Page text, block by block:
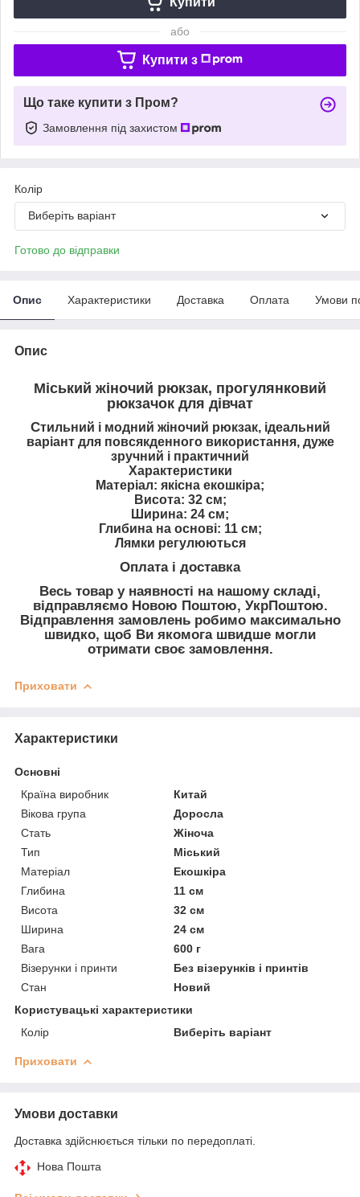
або
Купити з
Що таке купити з Пром?
Замовлення під захистом
Колір
Виберіть варіант
Готово до відправки
Опис Характеристики Доставка Оплата Умови
Опис
Міський жіночий рюкзак, прогулянковий
рюкзачок для дівчат
Стильний і модний жіночий рюкзак, ідеальний
варіант для повсякденного використання, дуже
зручний і практичний
Характеристики
Матеріал: якісна екошкіра;
Висота: 32 см;
Ширина: 24 см;
Глибина на основі: 11 см;
Лямки регулюються
Оплата і доставка
Весь товар у наявності на нашому складі,
відправляємо Новою Поштою, УкрПоштою.
Відправлення замовлень робимо максимально
швидко, щоб Ви якомога швидше могли
отримати своє замовлення.
Приховати
Характеристики
Основні
Країна виробник
Китай
Вікова група
Доросла
Стать
Жіноча
Тип
Міський
Матеріал
Екошкіра
Глибина
11 см
Висота
32 см
Ширина
24 см
Вага
600 г
Візерунки і принти
Без візерунків і принтів
Стан
Новий
Користувацькi характеристики
Колір
Виберіть варіант
Приховати
Умови доставки
Доставка здійснюється тільки по передоплаті.
Нова Пошта